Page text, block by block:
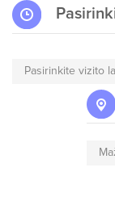
Pasirinkite vizito